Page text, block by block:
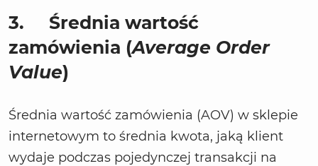
3.
Średnia wartość
zamówienia (Average Order
Value)
Średnia wartość zamówienia (AOV) w sklepie
internetowym to średnia kwota, jaką klient
wydaje podczas pojedynczej transakcji na